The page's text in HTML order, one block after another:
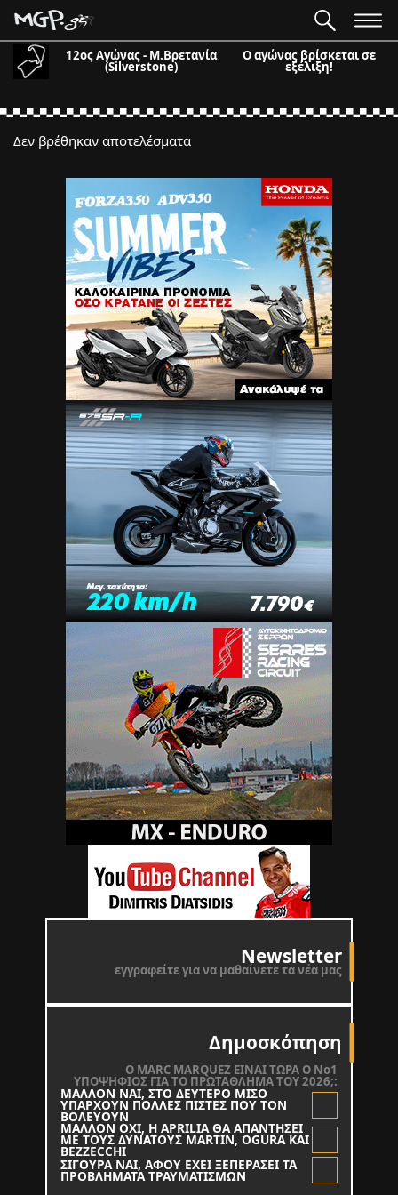
12ος Αγώνας - Μ.Βρετανία
(Silverstone)
Ο αγώνας βρίσκεται σε
εξέλιξη!
Newsletter
εγγραφείτε για να μαθαίνετε τα νέα μας
Δημοσκόπηση
O MARC MARQUEZ ΕΙΝΑΙ ΤΩΡΑ Ο Νο1
ΥΠΟΨΗΦΙΟΣ ΓΙΑ ΤΟ ΠΡΩΤΑΘΛΗΜΑ ΤΟΥ 2026;:
ΜΑΛΛΟΝ ΝΑΙ, ΣΤΟ ΔΕΥΤΕΡΟ ΜΙΣΟ
ΥΠΑΡΧΟΥΝ ΠΟΛΛΕΣ ΠΙΣΤΕΣ ΠΟΥ ΤΟΝ
ΒΟΛΕΥΟΥΝ
ΜΑΛΛΟΝ ΟΧΙ, Η APRILIA ΘΑ ΑΠΑΝΤΗΣΕΙ
ΜΕ ΤΟΥΣ ΔΥΝΑΤΟΥΣ MARTIN, OGURA KAI
BEZZECCHI
ΣΙΓΟΥΡΑ ΝΑΙ, ΑΦΟΥ ΕΧΕΙ ΞΕΠΕΡΑΣΕΙ ΤΑ
ΠΡΟΒΛΗΜΑΤΑ ΤΡΑΥΜΑΤΙΣΜΩΝ
Δεν βρέθηκαν αποτελέσματα